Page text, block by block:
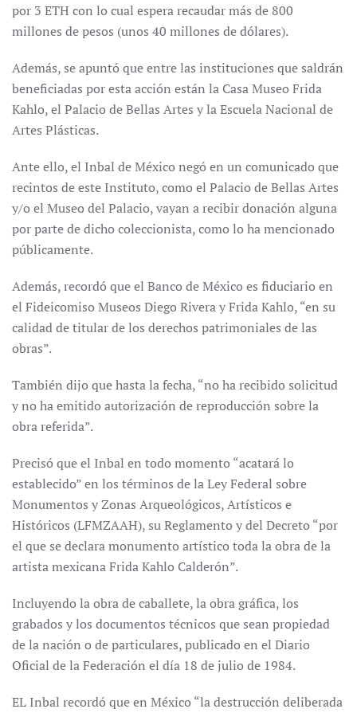
por 3 ETH con lo cual espera recaudar más de 800
millones de pesos (unos 40 millones de dólares).
Además, se apuntó que entre las instituciones que saldrán
beneficiadas por esta acción están la Casa Museo Frida
Kahlo, el Palacio de Bellas Artes y la Escuela Nacional de
Artes Plásticas.
Ante ello, el Inbal de México negó en un comunicado que
recintos de este Instituto, como el Palacio de Bellas Artes
y/o el Museo del Palacio, vayan a recibir donación alguna
por parte de dicho coleccionista, como lo ha mencionado
públicamente.
Además, recordó que el Banco de México es fiduciario en
el Fideicomiso Museos Diego Rivera y Frida Kahlo, “en su
calidad de titular de los derechos patrimoniales de las
obras”.
También dijo que hasta la fecha, “no ha recibido solicitud
y no ha emitido autorización de reproducción sobre la
obra referida”.
Precisó que el Inbal en todo momento “acatará lo
establecido” en los términos de la Ley Federal sobre
Monumentos y Zonas Arqueológicos, Artísticos e
Históricos (LFMZAAH), su Reglamento y del Decreto “por
el que se declara monumento artístico toda la obra de la
artista mexicana Frida Kahlo Calderón”.
Incluyendo la obra de caballete, la obra gráfica, los
grabados y los documentos técnicos que sean propiedad
de la nación o de particulares, publicado en el Diario
Oficial de la Federación el día 18 de julio de 1984.
EL Inbal recordó que en México “la destrucción deliberada